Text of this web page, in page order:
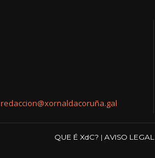
redaccion@xornaldacoruña.gal
QUE É XdC? | AVISO LEGAL